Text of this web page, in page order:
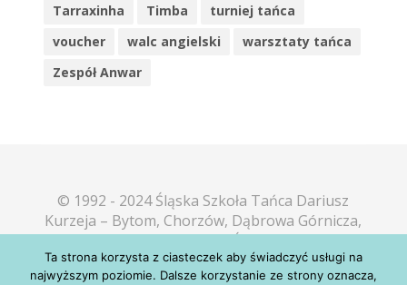
Tarraxinha
Timba
turniej tańca
voucher
walc angielski
warsztaty tańca
Zespół Anwar
© 1992 - 2024 Śląska Szkoła Tańca Dariusz
Kurzeja – Bytom, Chorzów, Dąbrowa Górnicza,
Katowice, Mikołów, Piekary Śląskie, Sosnowiec,
Tarnowskie Góry, Tychy
Ta strona korzysta z ciasteczek aby świadczyć usługi na
najwyższym poziomie. Dalsze korzystanie ze strony oznacza,